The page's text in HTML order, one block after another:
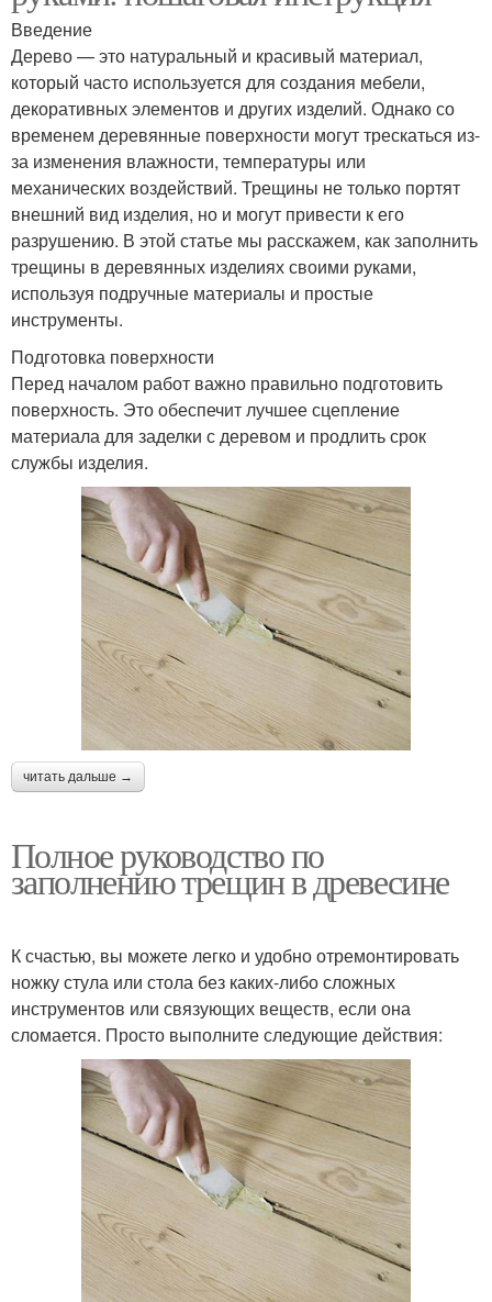
Введение
Дерево — это натуральный и красивый материал,
который часто используется для создания мебели,
декоративных элементов и других изделий. Однако со
временем деревянные поверхности могут трескаться из-
за изменения влажности, температуры или
механических воздействий. Трещины не только портят
внешний вид изделия, но и могут привести к его
разрушению. В этой статье мы расскажем, как заполнить
трещины в деревянных изделиях своими руками,
используя подручные материалы и простые
инструменты.
Подготовка поверхности
Перед началом работ важно правильно подготовить
поверхность. Это обеспечит лучшее сцепление
материала для заделки с деревом и продлить срок
службы изделия.
читать дальше →
Полное руководство по
заполнению трещин в древесине
К счастью, вы можете легко и удобно отремонтировать
ножку стула или стола без каких-либо сложных
инструментов или связующих веществ, если она
сломается. Просто выполните следующие действия: